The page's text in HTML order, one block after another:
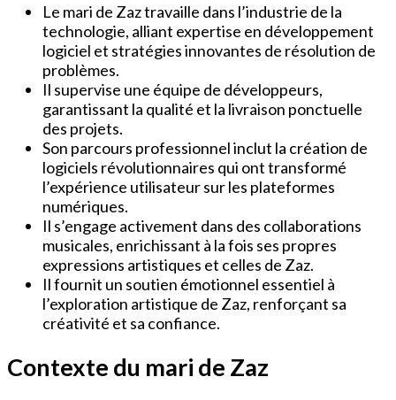
Le mari de Zaz travaille dans l’industrie de la
technologie, alliant expertise en développement
logiciel et stratégies innovantes de résolution de
problèmes.
Il supervise une équipe de développeurs,
garantissant la qualité et la livraison ponctuelle
des projets.
Son parcours professionnel inclut la création de
logiciels révolutionnaires qui ont transformé
l’expérience utilisateur sur les plateformes
numériques.
Il s’engage activement dans des collaborations
musicales, enrichissant à la fois ses propres
expressions artistiques et celles de Zaz.
Il fournit un soutien émotionnel essentiel à
l’exploration artistique de Zaz, renforçant sa
créativité et sa confiance.
Contexte du mari de Zaz